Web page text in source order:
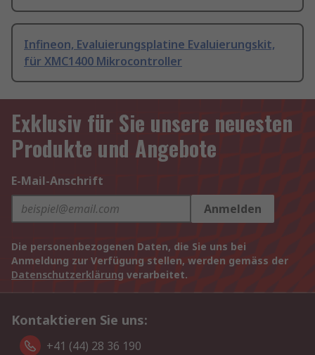
Infineon, Evaluierungsplatine Evaluierungskit,
für XMC1400 Mikrocontroller
Exklusiv für Sie unsere neuesten
Produkte und Angebote
E-Mail-Anschrift
Anmelden
Die personenbezogenen Daten, die Sie uns bei
Anmeldung zur Verfügung stellen, werden gemäss der
Datenschutzerklärung verarbeitet.
Kontaktieren Sie uns:
+41 (44) 28 36 190